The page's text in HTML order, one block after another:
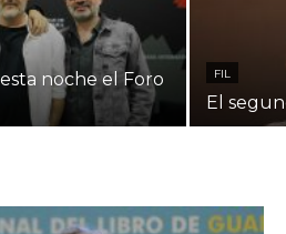
noche el Foro
FIL
El